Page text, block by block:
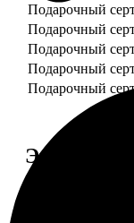
Подарочный
Подарочный
Подарочный
Подарочный
Подарочный
Этапы